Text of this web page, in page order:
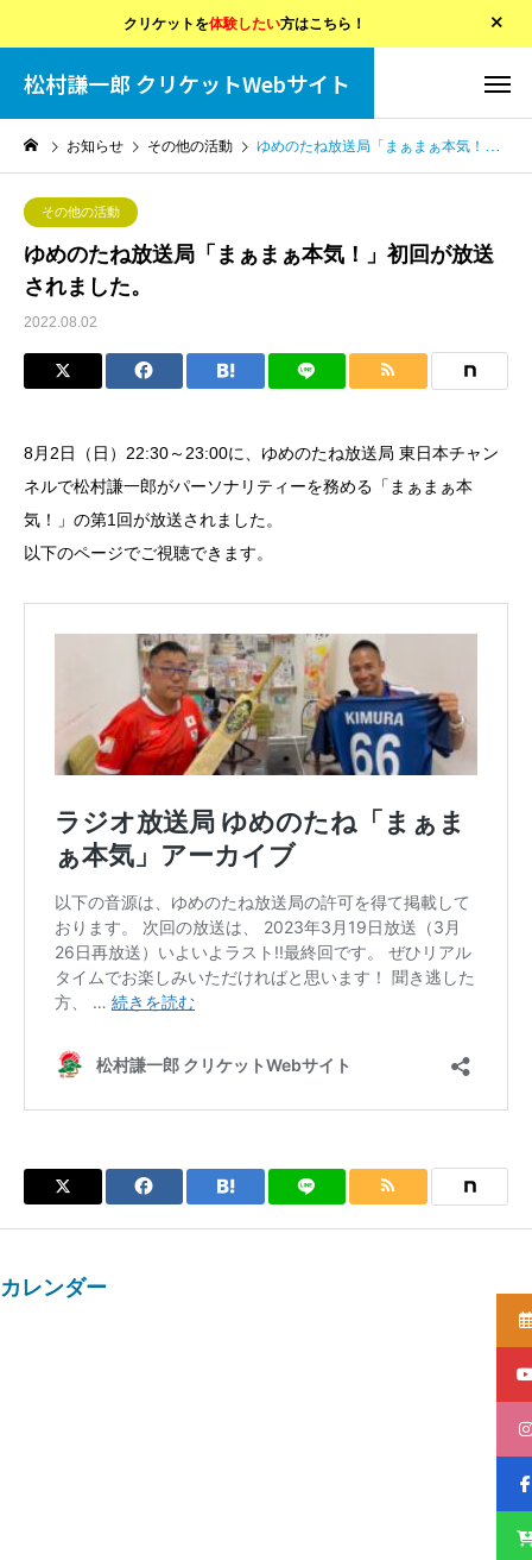
クリケットを体験したい方はこちら！
松村謙一郎 クリケットWebサイト
お知らせ その他の活動 ゆめのたね放送局「まぁまぁ本気！」初回が放送されました。
その他の活動
ゆめのたね放送局「まぁまぁ本気！」初回が放送
されました。
2022.08.02
8月2日（日）22:30～23:00に、ゆめのたね放送局 東日本チャン
ネルで松村謙一郎がパーソナリティーを務める「まぁまぁ本
気！」の第1回が放送されました。
以下のページでご視聴できます。
カレンダー